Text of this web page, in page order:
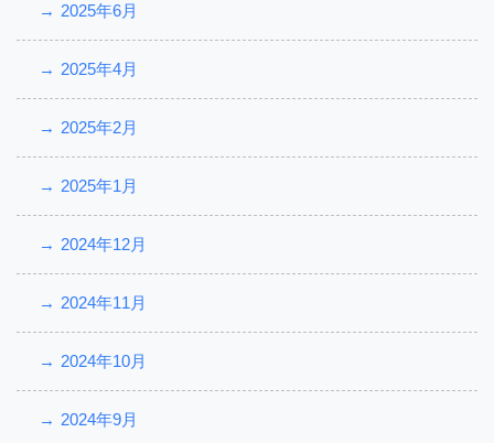
2025年6月
2025年4月
2025年2月
2025年1月
2024年12月
2024年11月
2024年10月
2024年9月